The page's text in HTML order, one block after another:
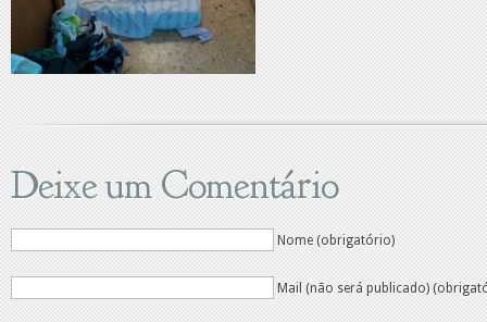
Deixe um Comentário
Nome (obrigatório)
Mail (não será publicado)